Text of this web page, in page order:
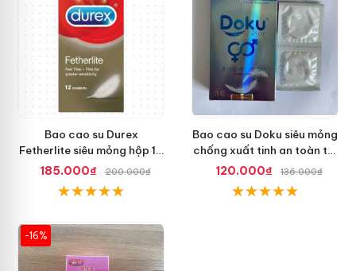
Bao cao su Durex
Fetherlite siêu mỏng hộp 12
cái, an toàn
185.000₫ 200.000₫
Bao cao su Doku siêu mỏng
chống xuất tinh an toàn tối
ưu
120.000₫ 136.000₫
-16%